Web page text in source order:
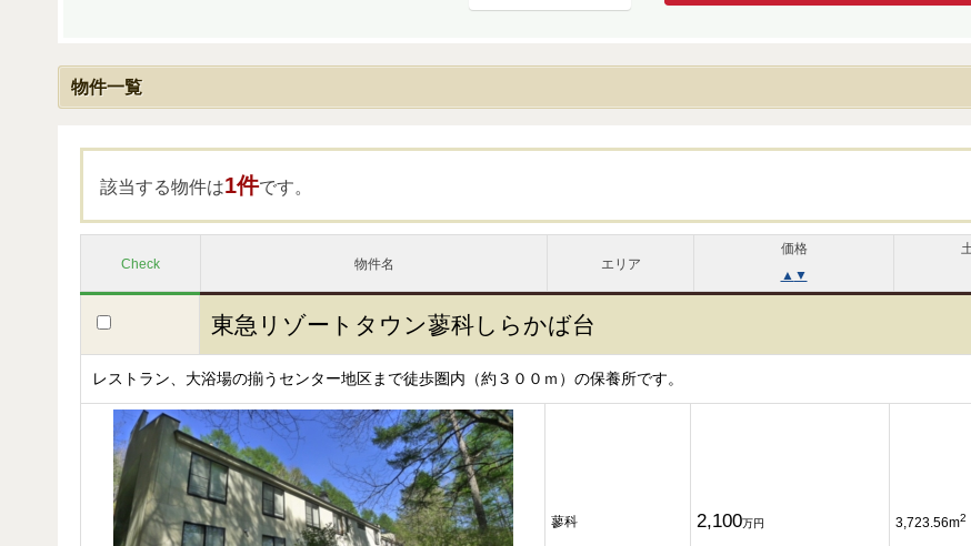
物件一覧
該当する物件は1件です。
Check 物件名 エリア
価格
▲ ▼
東急リゾートタウン蓼科しらかば台
レストラン、大浴場の揃うセンター地区まで徒歩圏内（約３００ｍ）の保養所です。
蓼科 2,100万円 3,723.56m2